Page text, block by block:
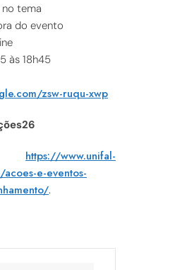
tema
do evento
às 18h45
zsw-ruqu-xwp
https://www.unifal-
e-eventos-
.